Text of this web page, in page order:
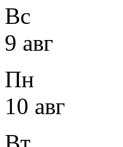
Вс
9 авг
Пн
10 авг